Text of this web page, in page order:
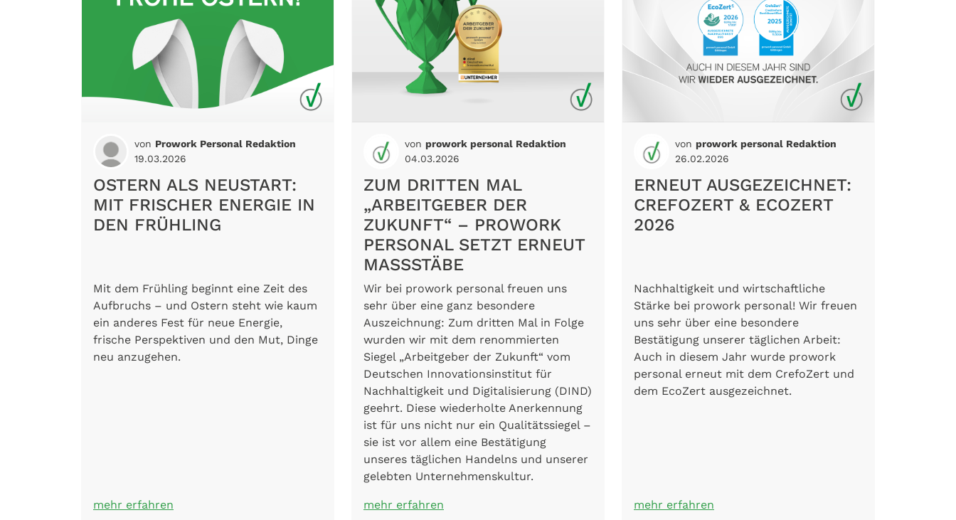
von Prowork Personal Redaktion
19.03.2026
OSTERN ALS NEUSTART:
MIT FRISCHER ENERGIE IN
DEN FRÜHLING
Mit dem Frühling beginnt eine Zeit des
Aufbruchs – und Ostern steht wie kaum
ein anderes Fest für neue Energie,
frische Perspektiven und den Mut, Dinge
neu anzugehen.
mehr erfahren
von prowork personal Redaktion
04.03.2026
ZUM DRITTEN MAL
„ARBEITGEBER DER
ZUKUNFT“ – PROWORK
PERSONAL SETZT ERNEUT
MASSSTÄBE
Wir bei prowork personal freuen uns
sehr über eine ganz besondere
Auszeichnung: Zum dritten Mal in Folge
wurden wir mit dem renommierten
Siegel „Arbeitgeber der Zukunft“ vom
Deutschen Innovationsinstitut für
Nachhaltigkeit und Digitalisierung (DIND)
geehrt. Diese wiederholte Anerkennung
ist für uns nicht nur ein Qualitätssiegel –
sie ist vor allem eine Bestätigung
unseres täglichen Handelns und unserer
gelebten Unternehmenskultur.
mehr erfahren
von prowork personal Redaktion
26.02.2026
ERNEUT AUSGEZEICHNET:
CREFOZERT & ECOZERT
2026
Nachhaltigkeit und wirtschaftliche
Stärke bei prowork personal! Wir freuen
uns sehr über eine besondere
Bestätigung unserer täglichen Arbeit:
Auch in diesem Jahr wurde prowork
personal erneut mit dem CrefoZert und
dem EcoZert ausgezeichnet.
mehr erfahren